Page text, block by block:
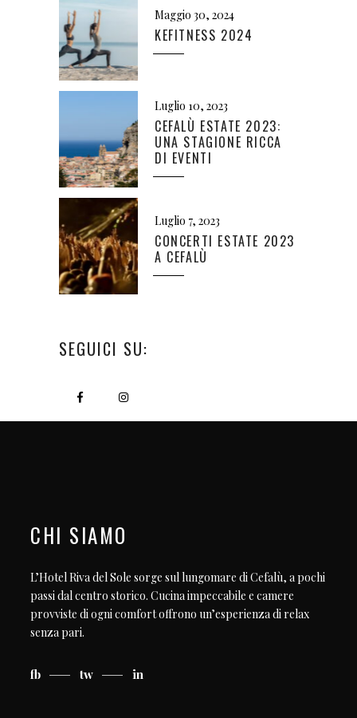
Maggio 30, 2024
KEFITNESS 2024
Luglio 10, 2023
CEFALÙ ESTATE 2023:
UNA STAGIONE RICCA
DI EVENTI
Luglio 7, 2023
CONCERTI ESTATE 2023
A CEFALÙ
SEGUICI SU:
CHI SIAMO
L’Hotel Riva del Sole sorge sul lungomare di Cefalù, a pochi
passi dal centro storico. Cucina impeccabile e camere
provviste di ogni comfort offrono un’esperienza di relax
senza pari.
fb tw in